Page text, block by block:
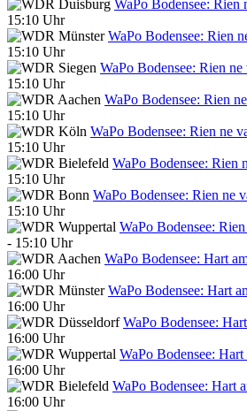
WaPo Bodensee: Rien
15:10 Uhr
WaPo Bodensee: Rien
15:10 Uhr
WaPo Bodensee: Rien ne
15:10 Uhr
WaPo Bodensee: Rien
15:10 Uhr
WaPo Bodensee: Rien ne
15:10 Uhr
WaPo Bodensee: Rien
15:10 Uhr
WaPo Bodensee: Rien ne
15:10 Uhr
WaPo Bodensee:
- 15:10 Uhr
WaPo Bodensee: Hart
16:00 Uhr
WaPo Bodensee: Hart
16:00 Uhr
WaPo Bodensee:
16:00 Uhr
WaPo Bodensee:
16:00 Uhr
WaPo Bodensee: Hart
16:00 Uhr